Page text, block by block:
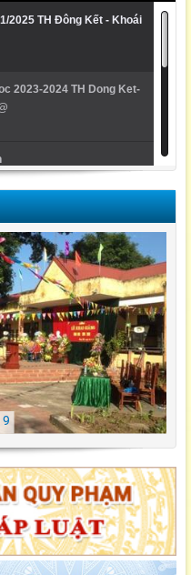
2025 TH Đông Kết - Khoái
2023-2024 TH Dong Ket-
thi Violympic Quốc gia
Đông kết/ Khoái Châu/
HỌC 2021-2022 Tiểu